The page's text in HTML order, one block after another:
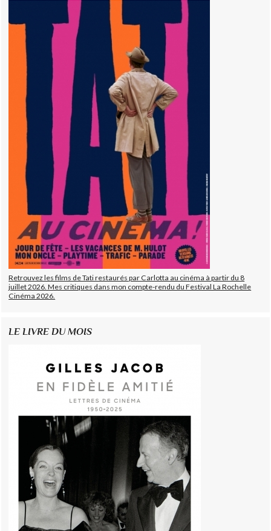
Retrouvez les films de Tati restaurés par Carlotta au cinéma à partir du 8
juillet 2026. Mes critiques dans mon compte-rendu du Festival La Rochelle
Cinéma 2026.
LE LIVRE DU MOIS